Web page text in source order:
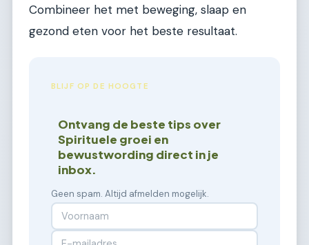
Combineer het met beweging, slaap en
gezond eten voor het beste resultaat.
BLIJF OP DE HOOGTE
Ontvang de beste tips over
Spirituele groei en
bewustwording direct in je
inbox.
Geen spam. Altijd afmelden mogelijk.